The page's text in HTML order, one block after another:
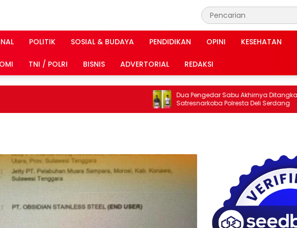
POLITIK SOSIAL & BUDAYA PENDIDIKAN OPINI KESEHATAN
TNI / POLRI BISNIS ADVERTORIAL REDAKSI
Dua Pengedar Sabu Akhirnya Ditangkap
Satresnarkoba Polresta Deli Serdang